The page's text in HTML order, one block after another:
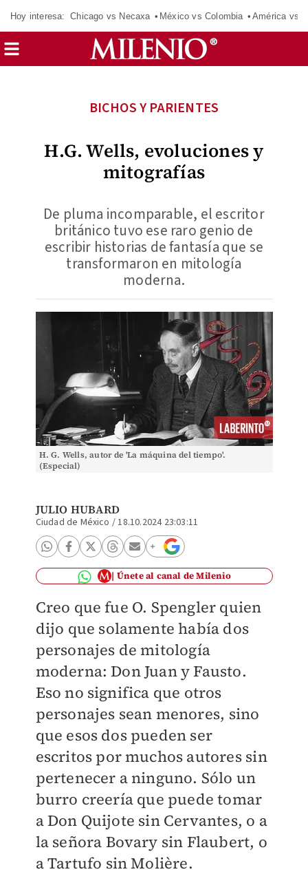
Hoy interesa: Chicago vs Necaxa México vs Colombia América vs
H.G. Wells, evoluciones y
mitografías
BICHOS Y PARIENTES
De pluma incomparable, el escritor
británico tuvo ese raro genio de
escribir historias de fantasía que se
transformaron en mitología
moderna.
H. G. Wells, autor de 'La máquina del tiempo'.
(Especial)
JULIO HUBARD
Ciudad de México /18.10.2024 23:03:11
Únete al canal de Milenio
Creo que fue O. Spengler quien
dijo que solamente había dos
personajes de mitología
moderna: Don Juan y Fausto.
Eso no significa que otros
personajes sean menores, sino
que esos dos pueden ser
escritos por muchos autores sin
pertenecer a ninguno. Sólo un
burro creería que puede tomar
a Don Quijote sin Cervantes, o a
la señora Bovary sin Flaubert, o
a Tartufo sin Molière.